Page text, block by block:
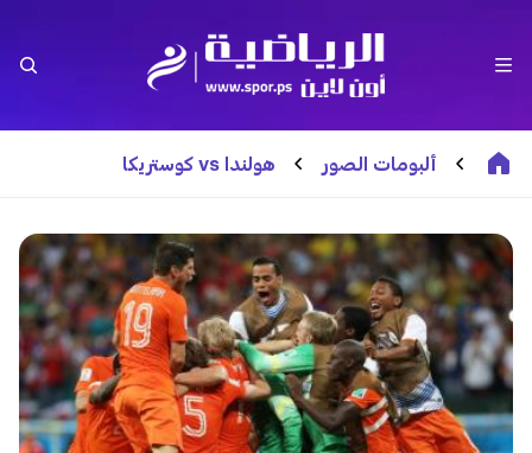
ألبومات الصور هولندا vs كوستريكا